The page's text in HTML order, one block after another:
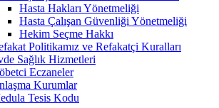
Hasta Hakları Yönetmeliği
Hasta Çalışan Güvenliği Yönetmeliği
Hekim Seçme Hakkı
Politikamız ve Refakatçi Kuralları
Sağlık Hizmetleri
Eczaneler
Kurumlar
Tesis Kodu